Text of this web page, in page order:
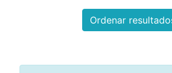
Ordenar